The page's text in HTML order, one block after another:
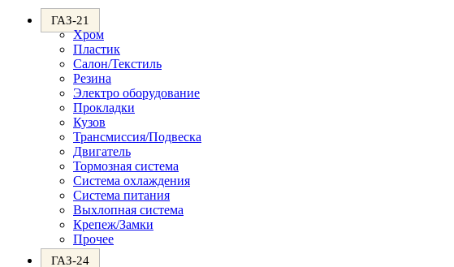
ГАЗ-21
Хром
Пластик
Салон/Текстиль
Резина
Электро оборудование
Прокладки
Кузов
Трансмиссия/Подвеска
Двигатель
Тормозная система
Система охлаждения
Система питания
Выхлопная система
Крепеж/Замки
Прочее
ГАЗ-24